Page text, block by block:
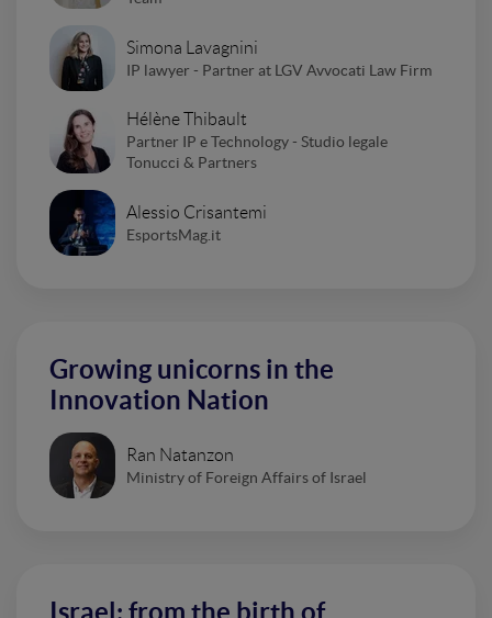
Simona Lavagnini
IP lawyer - Partner at LGV Avvocati Law Firm
Hélène Thibault
Partner IP e Technology - Studio legale
Tonucci & Partners
Alessio Crisantemi
EsportsMag.it
Growing unicorns in the
Innovation Nation
Ran Natanzon
Ministry of Foreign Affairs of Israel
Israel: from the birth of